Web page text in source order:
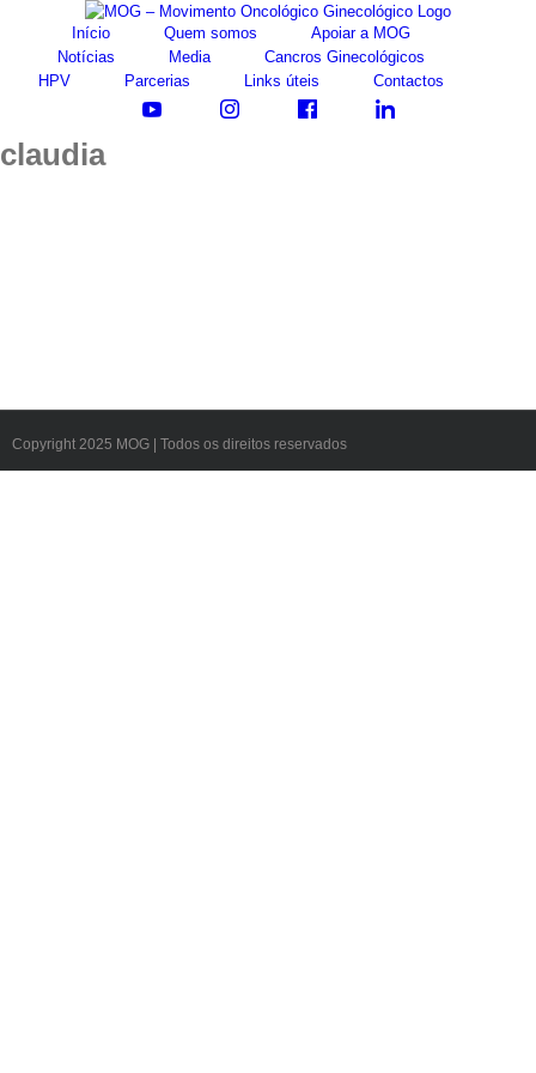
Início Quem somos
Apoiar a MOG
Notícias
Media
Cancros Ginecológicos
HPV
Parcerias Links úteis Contactos
claudia
Copyright 2025 MOG | Todos os direitos reservados